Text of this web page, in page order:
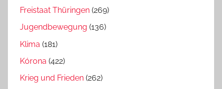
Freistaat Thüringen (269)
Jugendbewegung (136)
Klima (181)
Kórona (422)
Krieg und Frieden (262)